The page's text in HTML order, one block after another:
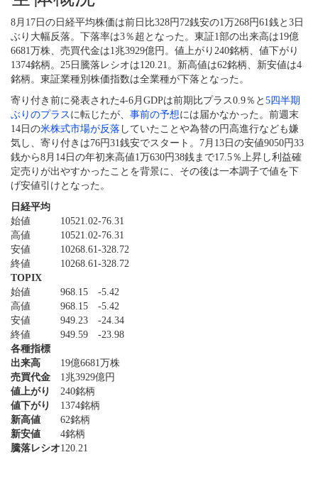
8月17日の日経平均株価は前日比328円72銭安の1万268円61銭と3日
ぶり大幅反落。下落率は3％超となった。東証1部の出来高は19億
6681万株、売買代金は1兆3929億円。値上がり240銘柄、値下がり
1374銘柄。25日騰落レシオは120.21。新高値は62銘柄、新安値は4
銘柄。東証業種別株価指数は全業種が下落となった。
寄り付き前に発表された4-6月GDPは前期比プラス0.9％と 5四半期
ぶりのプラス に転じたが、 事前の予想には届かなかった。前週末
14日の米株式市場が反落 していたことや為替の円高進行なども嫌
気し、寄り付きは76円31銭安でスタート。7月13日の安値9050円33
銭から8月14日の年初来高値1万630円38銭まで17.5％上昇し利益確
定売りが出やすかったことを背景に、その後は一本調子で値を下
げ安値引けとなった。
日経平均
始値
10521.02-76.31
高値
10521.02-76.31
安値
10268.61-328.72
終値
10268.61-328.72
TOPIX
始値
968.15
-5.42
高値
968.15
-5.42
安値
949.23
-24.34
終値
949.59
-23.98
各種指標
出来高
19億6681万株
売買代金
1兆3929億円
値上がり
240銘柄
値下がり
1374銘柄
新高値
62銘柄
新安値
4銘柄
騰落レシオ120.21